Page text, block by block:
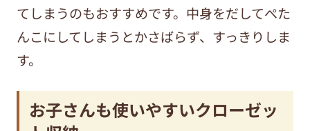
てしまうのもおすすめです。中身をだしてぺた
んこにしてしまうとかさばらず、すっきりしま
す。
お子さんも使いやすいクローゼッ